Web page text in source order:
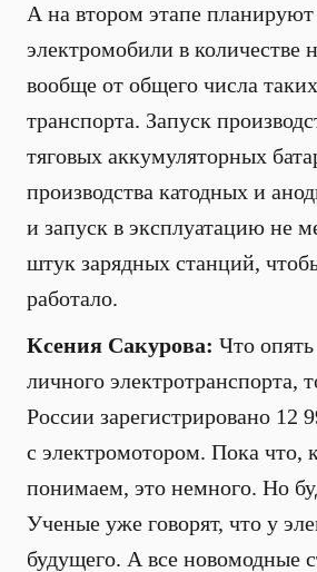
А на втором этапе планируют
электромобили в количестве
вообще от общего числа таких
транспорта. Запуск
тяговых аккумуляторных
производства катодных и
и запуск в эксплуатацию не
штук зарядных станций,
работало.
Ксения Сакурова: Что
личного электротранспорта,
России зарегистрировано 12
с электромотором. Пока что,
понимаем, это немного. Но
Ученые уже говорят, что у
будущего. А все новомодные